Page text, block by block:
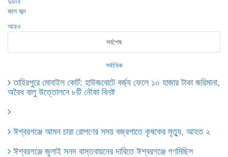
আরও
সর্বশেষ
সর্বাধিক
তাহিরপুরে মোবাইল কোর্ট: হাউজবোটে বর্জ্য ফেলে ১০ হাজার টাকা জরিমানা,
অবৈধ বালু উত্তোলনে ৮টি নৌকা বিনষ্ট
ঈশ্বরগঞ্জে আমন চারা রোপণের সময় বজ্রপাতে কৃষকের মৃত্যু, আহত ২
ঈশ্বরগঞ্জে জুলাই সনদ বাস্তবায়নের দাবিতে ঈশ্বরগঞ্জে গণমিছিল